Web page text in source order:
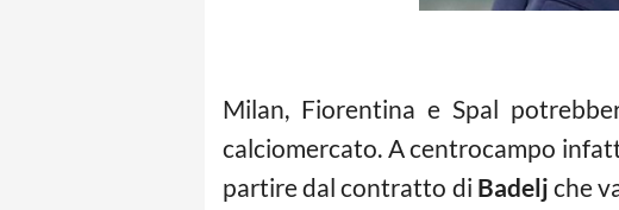
Milan, Fiorentina e Spal
calciomercato. A centrocampo
partire dal contratto di Badelj che